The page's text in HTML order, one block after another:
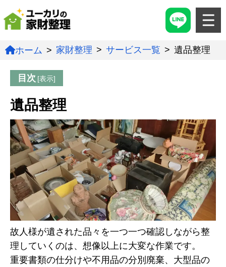
ホーム 家財整理 サービス一覧 遺品整理
目次
遺品整理
故人様が遺された品々を一つ一つ確認しながら整
理していくのは、想像以上に大変な作業です。
重要書類の仕分けや不用品の分別廃棄、大型品の